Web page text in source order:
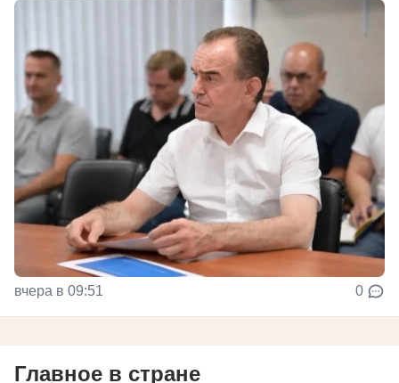
вчера в 09:51 0
Главное в стране